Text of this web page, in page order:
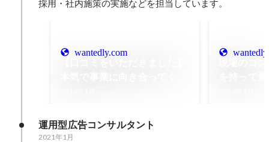
採用・社内施策の実施などを担当しています。
wantedly.com
運用型広告コンサルタント
2021年1月